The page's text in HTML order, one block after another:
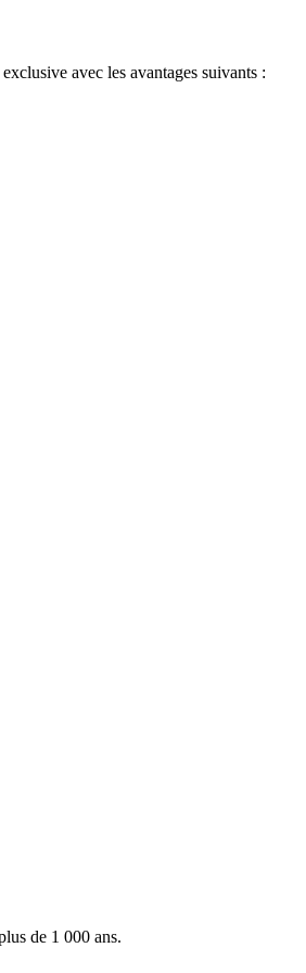
avec les avantages suivants :
de 1 000 ans.